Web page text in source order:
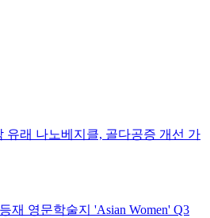
유래 나노베지클, 골다공증 개선 가
재 영문학술지 'Asian Women' Q3